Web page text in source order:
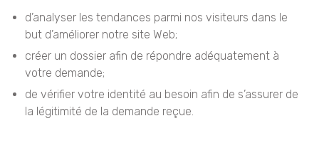
d’analyser les tendances parmi nos visiteurs dans le
but d’améliorer notre site Web;
créer un dossier afin de répondre adéquatement à
votre demande;
de vérifier votre identité au besoin afin de s’assurer de
la légitimité de la demande reçue.